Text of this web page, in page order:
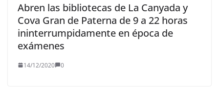
Abren las bibliotecas de La Canyada y
Cova Gran de Paterna de 9 a 22 horas
ininterrumpidamente en época de
exámenes
14/12/2020 0